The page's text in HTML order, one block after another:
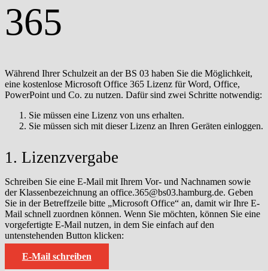
365
Während Ihrer Schulzeit an der BS 03 haben Sie die Möglichkeit,
eine kostenlose Microsoft Office 365 Lizenz für Word, Office,
PowerPoint und Co. zu nutzen. Dafür sind zwei Schritte notwendig:
Sie müssen eine Lizenz von uns erhalten.
Sie müssen sich mit dieser Lizenz an Ihren Geräten einloggen.
1. Lizenzvergabe
Schreiben Sie eine E-Mail mit Ihrem Vor- und Nachnamen sowie
der Klassenbezeichnung an office.365@bs03.hamburg.de. Geben
Sie in der Betreffzeile bitte „Microsoft Office“ an, damit wir Ihre E-
Mail schnell zuordnen können. Wenn Sie möchten, können Sie eine
vorgefertigte E-Mail nutzen, in dem Sie einfach auf den
untenstehenden Button klicken:
E-Mail schreiben